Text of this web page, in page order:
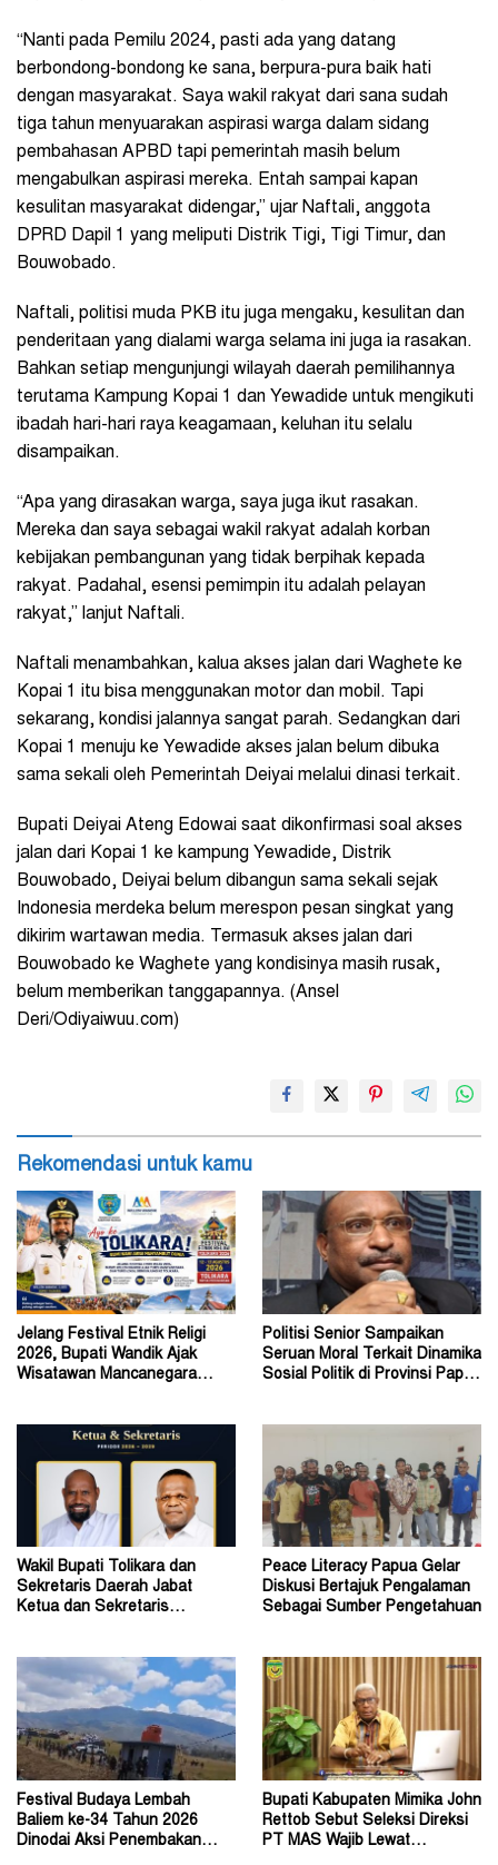
“Nanti pada Pemilu 2024, pasti ada yang datang
berbondong-bondong ke sana, berpura-pura baik hati
dengan masyarakat. Saya wakil rakyat dari sana sudah
tiga tahun menyuarakan aspirasi warga dalam sidang
pembahasan APBD tapi pemerintah masih belum
mengabulkan aspirasi mereka. Entah sampai kapan
kesulitan masyarakat didengar,” ujar Naftali, anggota
DPRD Dapil 1 yang meliputi Distrik Tigi, Tigi Timur, dan
Bouwobado.
Naftali, politisi muda PKB itu juga mengaku, kesulitan dan
penderitaan yang dialami warga selama ini juga ia rasakan.
Bahkan setiap mengunjungi wilayah daerah pemilihannya
terutama Kampung Kopai 1 dan Yewadide untuk mengikuti
ibadah hari-hari raya keagamaan, keluhan itu selalu
disampaikan.
“Apa yang dirasakan warga, saya juga ikut rasakan.
Mereka dan saya sebagai wakil rakyat adalah korban
kebijakan pembangunan yang tidak berpihak kepada
rakyat. Padahal, esensi pemimpin itu adalah pelayan
rakyat,” lanjut Naftali.
Naftali menambahkan, kalua akses jalan dari Waghete ke
Kopai 1 itu bisa menggunakan motor dan mobil. Tapi
sekarang, kondisi jalannya sangat parah. Sedangkan dari
Kopai 1 menuju ke Yewadide akses jalan belum dibuka
sama sekali oleh Pemerintah Deiyai melalui dinasi terkait.
Bupati Deiyai Ateng Edowai saat dikonfirmasi soal akses
jalan dari Kopai 1 ke kampung Yewadide, Distrik
Bouwobado, Deiyai belum dibangun sama sekali sejak
Indonesia merdeka belum merespon pesan singkat yang
dikirim wartawan media. Termasuk akses jalan dari
Bouwobado ke Waghete yang kondisinya masih rusak,
belum memberikan tanggapannya. (Ansel
Deri/Odiyaiwuu.com)
Rekomendasi untuk kamu
Jelang Festival Etnik Religi
2026, Bupati Wandik Ajak
Wisatawan Mancanegara
Politisi Senior Sampaikan
Seruan Moral Terkait Dinamika
Sosial Politik di Provinsi Papua
Wakil Bupati Tolikara dan
Sekretaris Daerah Jabat
Ketua dan Sekretaris
Peace Literacy Papua Gelar
Diskusi Bertajuk Pengalaman
Sebagai Sumber Pengetahuan
Festival Budaya Lembah
Baliem ke-34 Tahun 2026
Dinodai Aksi Penembakan
Bupati Kabupaten Mimika John
Rettob Sebut Seleksi Direksi
PT MAS Wajib Lewat